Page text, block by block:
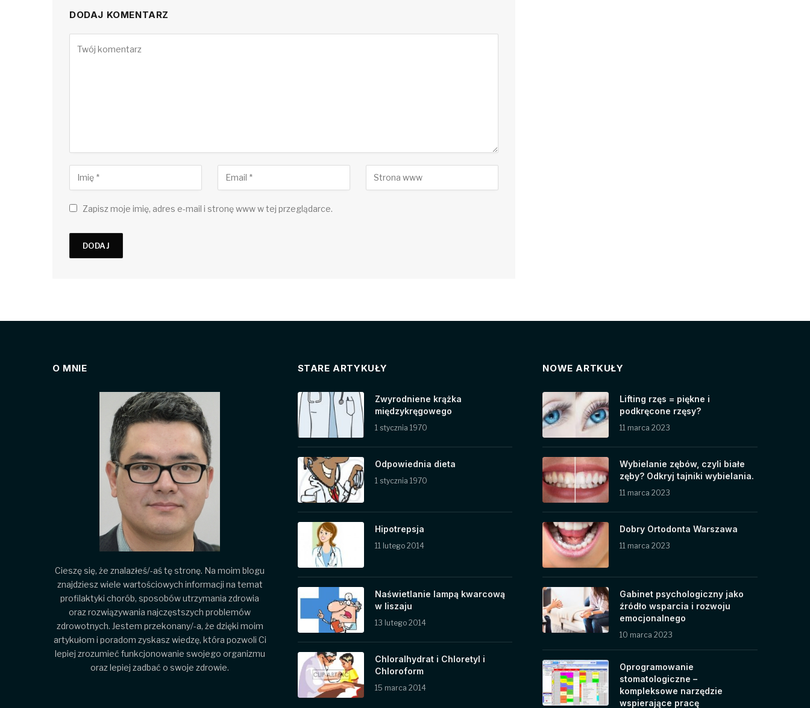
DODAJ KOMENTARZ
Zapisz moje imię, adres e-mail i stronę www w tej przeglądarce.
O MNIE
Cieszę się, że znalazłeś/-aś tę stronę. Na moim blogu
znajdziesz wiele wartościowych informacji na temat
profilaktyki chorób, sposobów utrzymania zdrowia
oraz rozwiązywania najczęstszych problemów
zdrowotnych. Jestem przekonany/-a, że dzięki moim
artykułom i poradom zyskasz wiedzę, która pozwoli Ci
lepiej zrozumieć funkcjonowanie swojego organizmu
oraz lepiej zadbać o swoje zdrowie.
STARE ARTYKUŁY
Zwyrodniene krążka
międzykręgowego
1 stycznia 1970
Odpowiednia dieta
1 stycznia 1970
Hipotrepsja
11 lutego 2014
Naświetlanie lampą kwarcową
w liszaju
13 lutego 2014
Chloralhydrat i Chloretyl i
Chloroform
15 marca 2014
NOWE ARTKUŁY
Lifting rzęs = piękne i
podkręcone rzęsy?
11 marca 2023
Wybielanie zębów, czyli białe
zęby? Odkryj tajniki wybielania.
11 marca 2023
Dobry Ortodonta Warszawa
11 marca 2023
Gabinet psychologiczny jako
źródło wsparcia i rozwoju
emocjonalnego
10 marca 2023
Oprogramowanie
stomatologiczne –
kompleksowe narzędzie
wspierające pracę